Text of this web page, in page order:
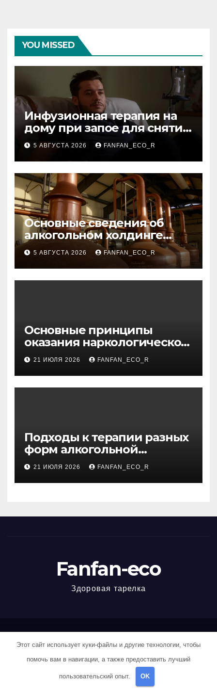
YOU MISSED
Инфузионная терапия на
дому при запое для снятия
интоксикации
5 АВГУСТА 2026 FANFAN_ECO_R
Основные сведения об
алкогольном холдинге
Узбекистана
5 АВГУСТА 2026 FANFAN_ECO_R
Основные принципы
оказания наркологической
помощи в условиях
стационара
21 ИЮЛЯ 2026 FANFAN_ECO_R
Подходы к терапии разных
форм алкогольной
зависимости: пивная,
виннная, хроническая,
мужская и женская
21 ИЮЛЯ 2026 FANFAN_ECO_R
Fanfan-eco
Здоровая тарелка
Home Sample Page Авторам и правообладателям
Этот сайт использует куки-файлы и другие технологии, чтобы
помочь вам в навигации, а также предоставить лучший
пользовательский опыт. OK